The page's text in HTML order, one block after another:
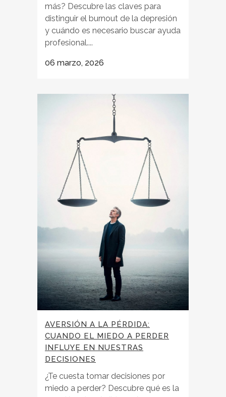
más? Descubre las claves para
distinguir el burnout de la depresión
y cuándo es necesario buscar ayuda
profesional....
06 marzo, 2026
AVERSIÓN A LA PÉRDIDA:
CUANDO EL MIEDO A PERDER
INFLUYE EN NUESTRAS
DECISIONES
¿Te cuesta tomar decisiones por
miedo a perder? Descubre qué es la